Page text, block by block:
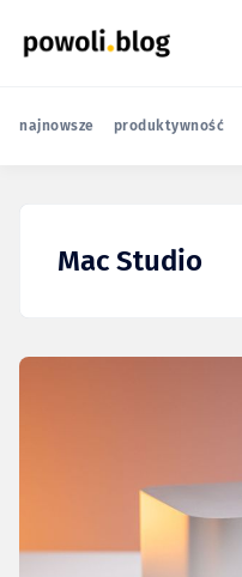
najnowsze produktywność
Mac Studio